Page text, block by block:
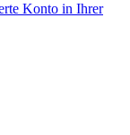
Konto in Ihrer